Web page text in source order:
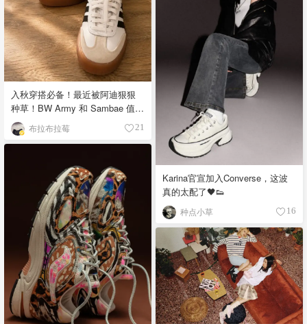
入秋穿搭必备！最近被阿迪狠狠
种草！BW Army 和 Sambae 值得
拥有！布拉布拉莓 21
Karina官宣加入Converse，这波
真的太配了🖤👟
种点小草 16